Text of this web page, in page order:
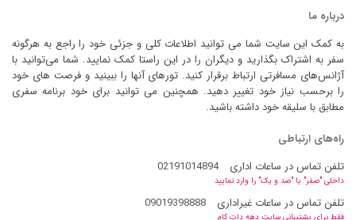
درباره ما
به کمک این سایت شما می توانید اطلاعات کلی و جزئی خود را راجع به هرگونه
سفر به اشتراک بگذارید و دیگران را در این راستا کمک نمایید. شما می‌توانید با
آژانس‌های مسافرتی ارتباط برقرار کنید. تورهای آنها را ببینید و فرصت های خود
را برحسب نیاز خود تغییر دهید. همچنین می توانید برای خود برنامه سفری
مطابق با سلیقه خود داشته باشید.
راه‌های ارتباطی
تلفن تماس در ساعات اداری
02191014894
داخلی "صفر" یا "صد و یک" را وارد نمایید
تلفن تماس در ساعات غیراداری 09019398888
فقط برای پشتیبانی سایت دهه دات کام